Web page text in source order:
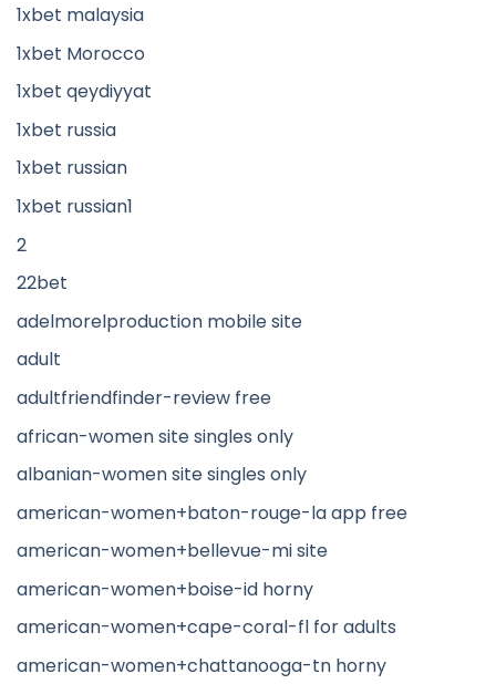
1xbet malaysia
1xbet Morocco
1xbet qeydiyyat
1xbet russia
1xbet russian
1xbet russian1
2
22bet
adelmorelproduction mobile site
adult
adultfriendfinder-review free
african-women site singles only
albanian-women site singles only
american-women+baton-rouge-la app free
american-women+bellevue-mi site
american-women+boise-id horny
american-women+cape-coral-fl for adults
american-women+chattanooga-tn horny